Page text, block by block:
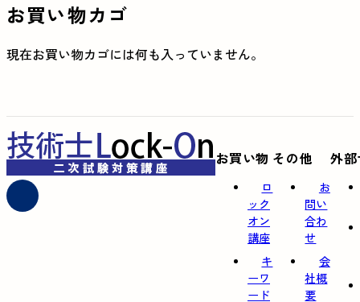
お買い物カゴ
現在お買い物カゴには何も入っていません。
お買い物
ロ
ック
オン
講座
キ
ーワ
ード
その他
お
問い
合わ
せ
会
社概
要
外